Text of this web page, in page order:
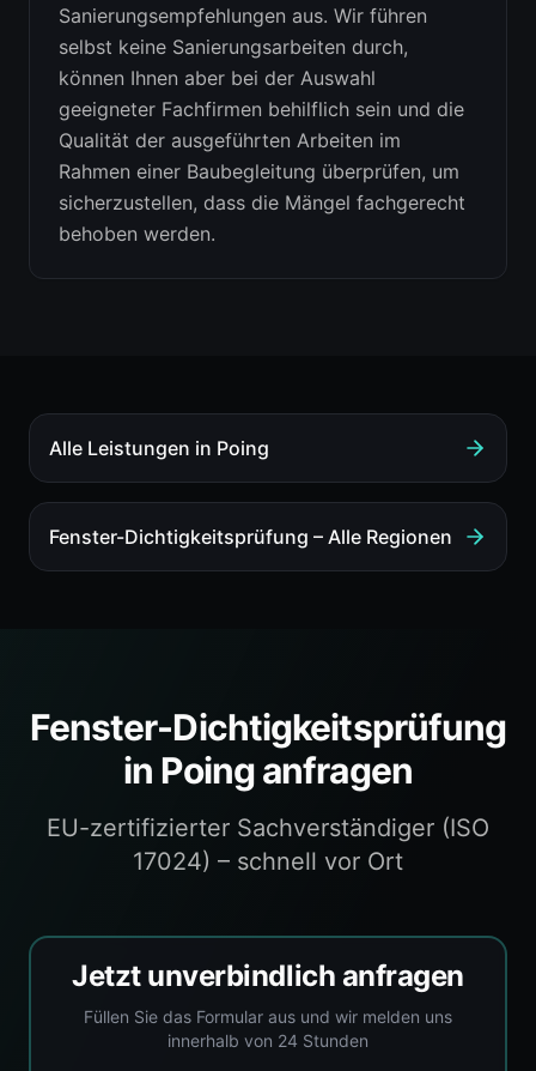
Sanierungsempfehlungen aus. Wir führen
selbst keine Sanierungsarbeiten durch,
können Ihnen aber bei der Auswahl
geeigneter Fachfirmen behilflich sein und die
Qualität der ausgeführten Arbeiten im
Rahmen einer Baubegleitung überprüfen, um
sicherzustellen, dass die Mängel fachgerecht
behoben werden.
Alle Leistungen in Poing
Fenster-Dichtigkeitsprüfung – Alle Regionen
Fenster-Dichtigkeitsprüfung
in Poinganfragen
EU-zertifizierter Sachverständiger (ISO
17024) – schnell vor Ort
Jetzt unverbindlich anfragen
Füllen Sie das Formular aus und wir melden uns
innerhalb von 24 Stunden